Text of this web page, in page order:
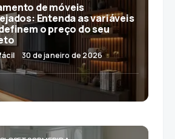
de móveis
Entenda as variáveis
o preço do seu
30 de janeiro de 2026